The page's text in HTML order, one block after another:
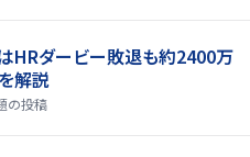
HRダービー敗退も約2400万
解説
の投稿